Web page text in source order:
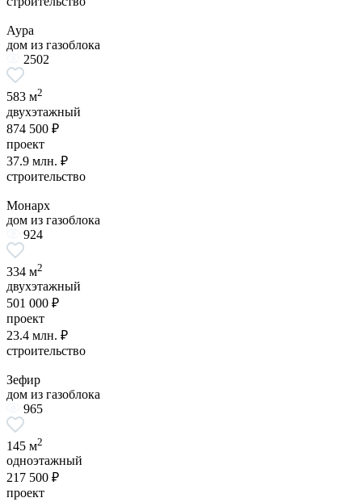
Аура
дом из газоблока
2502
583 м2
двухэтажный
874 500 ₽
проект
37.9 млн. ₽
строительство
Монарх
дом из газоблока
924
334 м2
двухэтажный
501 000 ₽
проект
23.4 млн. ₽
строительство
Зефир
дом из газоблока
965
145 м2
одноэтажный
217 500 ₽
проект